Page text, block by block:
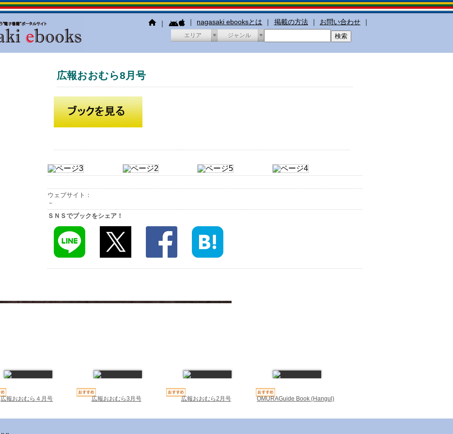
｜ ｜ nagasaki ebooksとは ｜ 掲載の方法 ｜ お問い合わせ ｜
エリア ジャンル
広報おおむら8月号
ウェブサイト：
－
ＳＮＳでブックをシェア！
広報おおむら４月号 広報おおむら3月号 広報おおむら2月号 OMURAGuide Book (Hangul)